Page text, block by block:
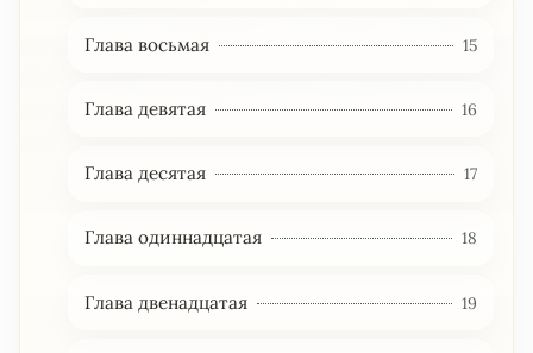
Глава восьмая 15
Глава девятая 16
Глава десятая 17
Глава одиннадцатая 18
Глава двенадцатая 19